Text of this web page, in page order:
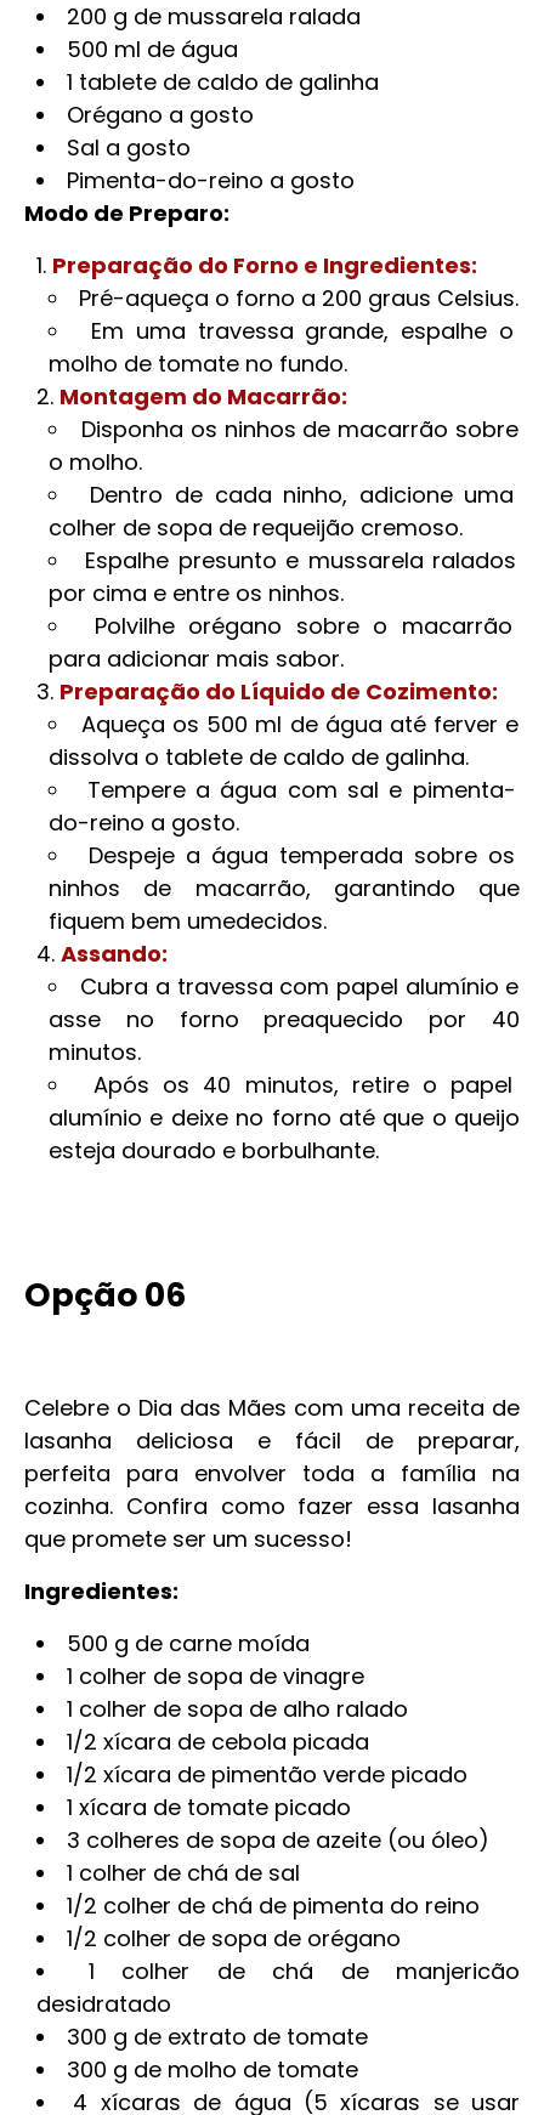
200 g de mussarela ralada
500 ml de água
1 tablete de caldo de galinha
Orégano a gosto
Sal a gosto
Pimenta-do-reino a gosto
Modo de Preparo:
Preparação do Forno e Ingredientes:
Pré-aqueça o forno a 200 graus Celsius.
Em uma travessa grande, espalhe o
molho de tomate no fundo.
Montagem do Macarrão:
Disponha os ninhos de macarrão sobre
o molho.
Dentro de cada ninho, adicione uma
colher de sopa de requeijão cremoso.
Espalhe presunto e mussarela ralados
por cima e entre os ninhos.
Polvilhe orégano sobre o macarrão
para adicionar mais sabor.
Preparação do Líquido de Cozimento:
Aqueça os 500 ml de água até ferver e
dissolva o tablete de caldo de galinha.
Tempere a água com sal e pimenta-
do-reino a gosto.
Despeje a água temperada sobre os
ninhos de macarrão, garantindo que
fiquem bem umedecidos.
Assando:
Cubra a travessa com papel alumínio e
asse no forno preaquecido por 40
minutos.
Após os 40 minutos, retire o papel
alumínio e deixe no forno até que o queijo
esteja dourado e borbulhante.
Opção 06
Celebre o Dia das Mães com uma receita de
lasanha deliciosa e fácil de preparar,
perfeita para envolver toda a família na
cozinha. Confira como fazer essa lasanha
que promete ser um sucesso!
Ingredientes:
500 g de carne moída
1 colher de sopa de vinagre
1 colher de sopa de alho ralado
1/2 xícara de cebola picada
1/2 xícara de pimentão verde picado
1 xícara de tomate picado
3 colheres de sopa de azeite (ou óleo)
1 colher de chá de sal
1/2 colher de chá de pimenta do reino
1/2 colher de sopa de orégano
1 colher de chá de manjericão
desidratado
300 g de extrato de tomate
300 g de molho de tomate
4 xícaras de água (5 xícaras se usar